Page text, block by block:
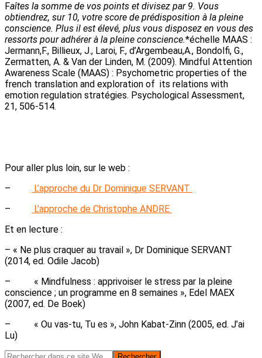
Faîtes la somme de vos points et divisez par 9. Vous
obtiendrez, sur 10, votre score de prédisposition à la pleine
conscience. Plus il est élevé, plus vous disposez en vous des
ressorts pour adhérer à la pleine conscience.*échelle MAAS :
Jermann,F., Billieux, J., Laroi, F., d’Argembeau,A., Bondolfi, G.,
Zermatten, A. & Van der Linden, M. (2009). Mindful Attention
Awareness Scale (MAAS) : Psychometric properties of the
french translation and exploration of its relations with
emotion regulation stratégies. Psychological Assessment,
21, 506-514.
Pour aller plus loin, sur le web :
–
L’approche du Dr Dominique SERVANT
–
L’approche de Christophe ANDRE
Et en lecture :
– « Ne plus craquer au travail », Dr Dominique SERVANT
(2014, ed. Odile Jacob)
– « Mindfulness : apprivoiser le stress par la pleine
conscience ; un programme en 8 semaines », Edel MAEX
(2007, ed. De Boek)
– « Ou vas-tu, Tu es », John Kabat-Zinn (2005, ed. J’ai
Lu)
Rechercher